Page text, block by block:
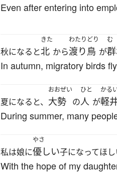
Even after entering into
秋になると
きた
北 から
わたりどり
渡り鳥 が
む
In autumn, migratory birds
夏になると、
おおぜい
大勢 の
ひと
人 が
かる
軽
During summer, many
私は娘に
やさ
優しい子になってほ
With the hope of my